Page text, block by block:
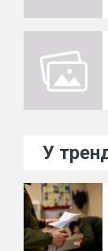
У